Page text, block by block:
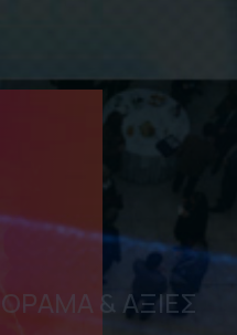
Development
ΔΙΚΤΥΑ